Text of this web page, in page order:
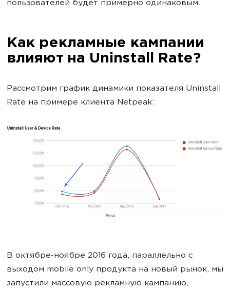
пользователей будет примерно одинаковым.
Как рекламные кампании
влияют на Uninstall Rate?
Рассмотрим график динамики показателя Uninstall
Rate на примере клиента Netpeak:
В октябре-ноябре 2016 года, параллельно с
выходом mobile only продукта на новый рынок, мы
запустили массовую рекламную кампанию,